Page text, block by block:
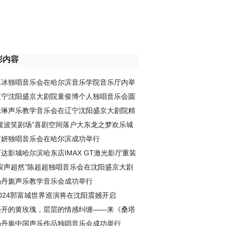
内容
独唱音乐会在哈尔滨音乐学院音乐厅内举
取得成功
沈阳盛京大剧院童俊博个人独唱音乐会圆
功
声乐教学音乐会在辽宁沈阳盛京大剧院精
演
波笑剧场”喜剧空间落户大东龙之梦欢乐城
独唱音乐会在哈尔滨成功举行
影城哈尔滨哈东店IMAX GT激光影厅重装
，再现高品质观影体验
声超然”陈超超独唱音乐会在沈阳盛京大剧
利举办
旎声乐教学音乐会成功举行
郭富城世界巡演将在沈阳震撼开启
开的黄玫瑰，层层的情感纠缠——来《桑塔
亚》见证爱情、友情、嫉妒与别离...
旎中国声乐作品独唱音乐会成功举行